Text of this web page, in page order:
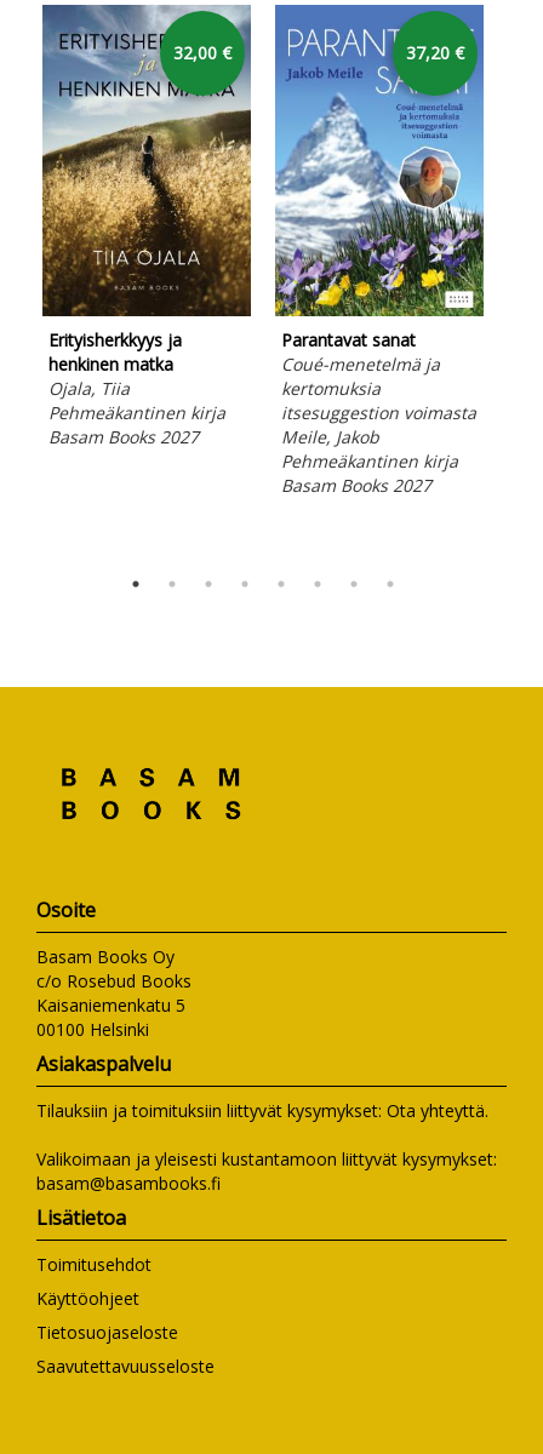
32,00 €
Erityisherkkyys ja
henkinen matka
Ojala, Tiia
Pehmeäkantinen kirja
Basam Books 2027
37,20 €
Parantavat sanat
Coué-menetelmä ja
kertomuksia
itsesuggestion voimasta
Meile, Jakob
Pehmeäkantinen kirja
Basam Books 2027
Osoite
Basam Books Oy
c/o Rosebud Books
Kaisaniemenkatu 5
00100 Helsinki
Asiakaspalvelu
Tilauksiin ja toimituksiin liittyvät kysymykset: Ota yhteyttä.
Valikoimaan ja yleisesti kustantamoon liittyvät kysymykset:
basam@basambooks.fi
Lisätietoa
Toimitusehdot
Käyttöohjeet
Tietosuojaseloste
Saavutettavuusseloste